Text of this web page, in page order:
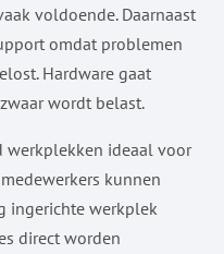
voldoende. Daarnaast
omdat problemen
Hardware gaat
wordt belast.
werkplekken ideaal voor
kunnen
ingerichte werkplek
direct worden